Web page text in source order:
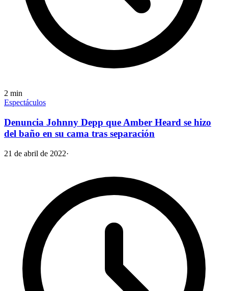
2 min
Espectáculos
Denuncia Johnny Depp que Amber Heard se hizo
del baño en su cama tras separación
21 de abril de 2022·